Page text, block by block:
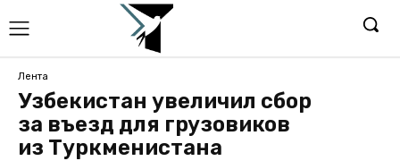
Лента
Узбекистан увеличил сбор
за въезд для грузовиков
из Туркменистана